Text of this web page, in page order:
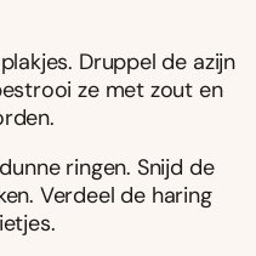
Druppel de azijn
ze met zout en
ringen. Snijd de
Verdeel de haring